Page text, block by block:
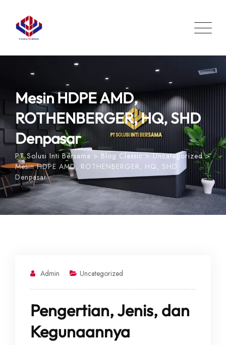
content
Mesin HDPE AMD,
ROTHENBERGER, HQ, SHD
Denpasar
PT Solusi Inti Bersama > Blog Classic>Uncategorized>
Mesin HDPE AMD, ROTHENBERGER, HQ, SHD
Denpasar
Admin Uncategorized
Pengertian, Jenis, dan
Kegunaannya